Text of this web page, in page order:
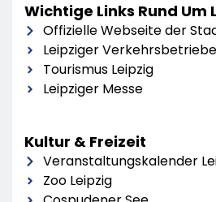
Wichtige Links Rund Um
Offizielle Webseite der
Leipziger
Tourismus Leipzig
Leipziger Messe
Kultur & Freizeit
Veranstaltungskalender
Zoo Leipzig